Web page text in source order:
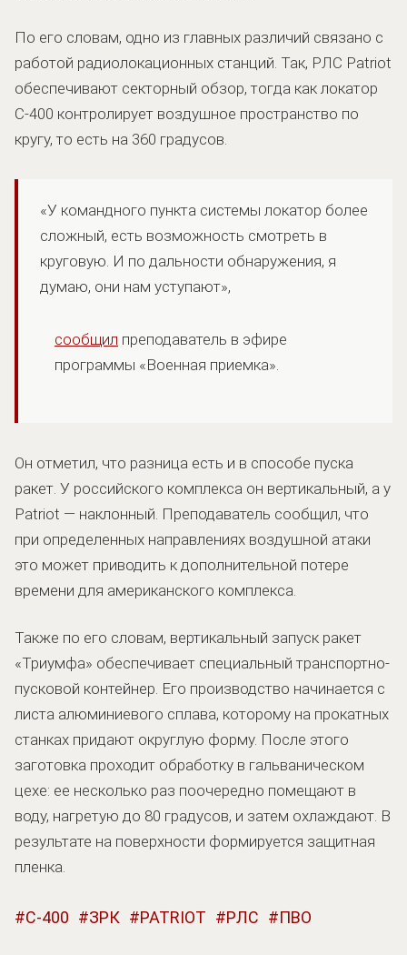
По его словам, одно из главных различий связано с
работой радиолокационных станций. Так, РЛС Patriot
обеспечивают секторный обзор, тогда как локатор
С-400 контролирует воздушное пространство по
кругу, то есть на 360 градусов.
«У командного пункта системы локатор более
сложный, есть возможность смотреть в
круговую. И по дальности обнаружения, я
думаю, они нам уступают»,
сообщил преподаватель в эфире
программы «Военная приемка».
Он отметил, что разница есть и в способе пуска
ракет. У российского комплекса он вертикальный, а у
Patriot — наклонный. Преподаватель сообщил, что
при определенных направлениях воздушной атаки
это может приводить к дополнительной потере
времени для американского комплекса.
Также по его словам, вертикальный запуск ракет
«Триумфа» обеспечивает специальный транспортно-
пусковой контейнер. Его производство начинается с
листа алюминиевого сплава, которому на прокатных
станках придают округлую форму. После этого
заготовка проходит обработку в гальваническом
цехе: ее несколько раз поочередно помещают в
воду, нагретую до 80 градусов, и затем охлаждают. В
результате на поверхности формируется защитная
пленка.
С-400 ЗРК PATRIOT РЛС ПВО